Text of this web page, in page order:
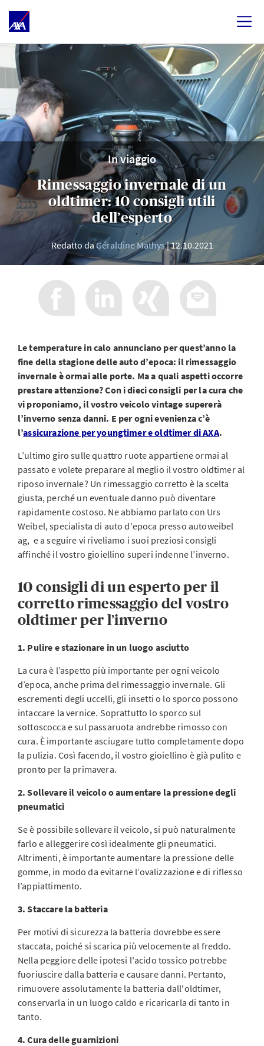
In viaggio
Rimessaggio invernale di un
oldtimer: 10 consigli utili
dell’esperto
Redatto daGéraldine Mathys 12.10.2021
Le temperature in calo annunciano per quest’anno la
fine della stagione delle auto d’epoca: il rimessaggio
invernale è ormai alle porte. Ma a quali aspetti occorre
prestare attenzione? Con i dieci consigli per la cura che
vi proponiamo, il vostro veicolo vintage supererà
l’inverno senza danni. E per ogni evenienza c’è
l’assicurazione per youngtimer e oldtimer di AXA.
L’ultimo giro sulle quattro ruote appartiene ormai al
passato e volete preparare al meglio il vostro oldtimer al
riposo invernale? Un rimessaggio corretto è la scelta
giusta, perché un eventuale danno può diventare
rapidamente costoso. Ne abbiamo parlato con Urs
Weibel, specialista di auto d'epoca presso autoweibel
ag, e a seguire vi riveliamo i suoi preziosi consigli
affinché il vostro gioiellino superi indenne l’inverno.
10 consigli di un esperto per il
corretto rimessaggio del vostro
oldtimer per l’inverno
1. Pulire e stazionare in un luogo asciutto
La cura è l’aspetto più importante per ogni veicolo
d’epoca, anche prima del rimessaggio invernale. Gli
escrementi degli uccelli, gli insetti o lo sporco possono
intaccare la vernice. Soprattutto lo sporco sul
sottoscocca e sul passaruota andrebbe rimosso con
cura. È importante asciugare tutto completamente dopo
la pulizia. Così facendo, il vostro gioiellino è già pulito e
pronto per la primavera.
2. Sollevare il veicolo o aumentare la pressione degli
pneumatici
Se è possibile sollevare il veicolo, si può naturalmente
farlo e alleggerire così idealmente gli pneumatici.
Altrimenti, è importante aumentare la pressione delle
gomme, in modo da evitarne l’ovalizzazione e di riflesso
l’appiattimento.
3. Staccare la batteria
Per motivi di sicurezza la batteria dovrebbe essere
staccata, poiché si scarica più velocemente al freddo.
Nella peggiore delle ipotesi l'acido tossico potrebbe
fuoriuscire dalla batteria e causare danni. Pertanto,
rimuovere assolutamente la batteria dall'oldtimer,
conservarla in un luogo caldo e ricaricarla di tanto in
tanto.
4. Cura delle guarnizioni